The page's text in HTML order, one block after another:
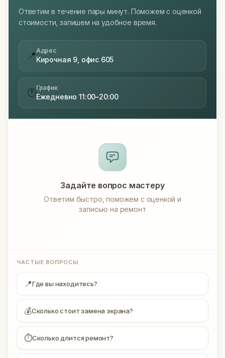
Ответим в течение пары минут. Поможем с оценкой
стоимости, запишем на удобное время.
📍Адрес
Кирочная 9, офис 605
🕐График
Ежедневно 11:00–20:00
Задайте вопрос мастеру
Ответим быстро, поможем с оценкой и
записью на ремонт
ЧАСТЫЕ ВОПРОСЫ
📍Где вы находитесь?
💰Сколько стоит замена экрана?
⏱Сколько длится ремонт?